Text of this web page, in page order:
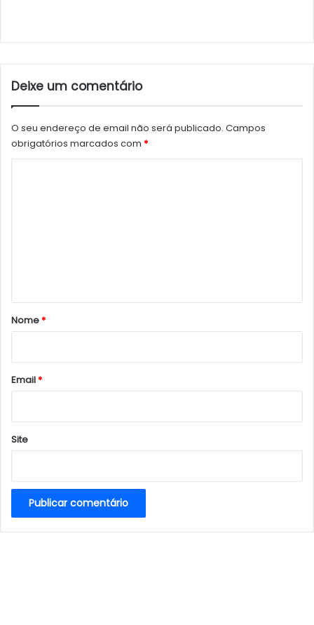
Deixe um comentário
O seu endereço de email não será publicado. Campos
obrigatórios marcados com *
r
*
Nome*
Email*
Site